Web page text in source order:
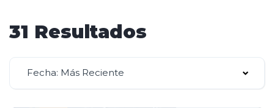
31 Resultados
Fecha: Más Reciente